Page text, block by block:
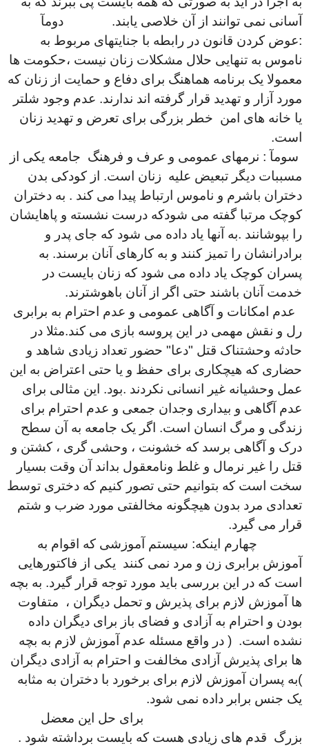
آسانی نمی توانند از آن خلاصی یابند. دومآ
:عوض کردن قانون در رابطه با جنایتهای مربوط به
ناموس به تنهایی حلال مشکلات زنان نیست ،حکومت ها
معمولا یک برنامه هماهنگ برای دفاع و حمایت از زنان که
مورد آزار و تهدید قرار گرفته اند ندارند. عدم وجود شلتر
یا خانه های امن خطر بزرگی برای تعرض و تهدید زنان
است.
سومآ : نرمهای عمومی و عرف و فرهنگ جامعه یکی از
مسببات دیگر تبعیض علیه زنان است. از کودکی بدن
دختران باشرم و ناموس ارتباط پیدا می کند . به دختران
کوچک مرتبا گفته می شودکه درست نشسته و پاهایشان
را بپوشانند .به آنها یاد داده می شود که جای پدر و
برادرانشان را تمیز کنند و به کارهای آنان برسند. به
پسران کوچک یاد داده می شود که زنان بایست در
خدمت آنان باشند حتی اگر از آنان باهوشترند.
عدم امکانات و آگاهی عمومی و عدم احترام به برابری
رل و نقش مهمی در این پروسه بازی می کند.مثلا در
حادثه وحشتناک قتل "دعا" حضور تعداد زیادی شاهد و
حضاری که هیچکاری برای حفظ و یا حتی اعتراض به این
عمل وحشیانه غیر انسانی نکردند .بود. این مثالی برای
عدم آگاهی و بیداری وجدان جمعی و عدم احترام برای
زندگی و مرگ انسان است. اگر یک جامعه به آن سطح
درک و آگاهی برسد که خشونت ، وحشی گری ، کشتن و
قتل را غیر نرمال و غلط ونامعقول بداند آن وقت بسیار
سخت است که بتوانیم حتی تصور کنیم که دختری توسط
تعدادی مرد بدون هیچگونه مخالفتی مورد ضرب و شتم
قرار می گیرد.
چهارم اینکه: سیستم آموزشی که اقوام به
آموزش برابری زن و مرد نمی کنند یکی از فاکتورهایی
است که در این بررسی باید مورد توجه قرار گیرد. به بچه
ها آموزش لازم برای پذیرش و تحمل دیگران ، متفاوت
بودن و احترام به آزادی و فضای باز برای دیگران داده
نشده است. ( در واقع مسئله عدم آموزش لازم به بچه
ها برای پذیرش آزادی مخالفت و احترام به آزادی دیگران
)به پسران آموزش لازم برای برخورد با دختران به مثابه
یک جنس برابر داده نمی شود.
برای حل این معضل
بزرگ قدم های زیادی هست که بایست برداشته شود .